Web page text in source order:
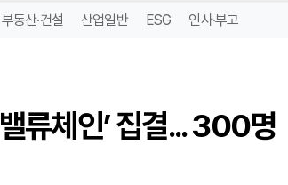
부동산·건설 산업일반 ESG 인사·부고
류체인’ 집결... 300명